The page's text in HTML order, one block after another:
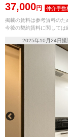
37,000円
掲載の賃料は参考賃料のた
今後の契約賃料に関しては
2025年10月24日